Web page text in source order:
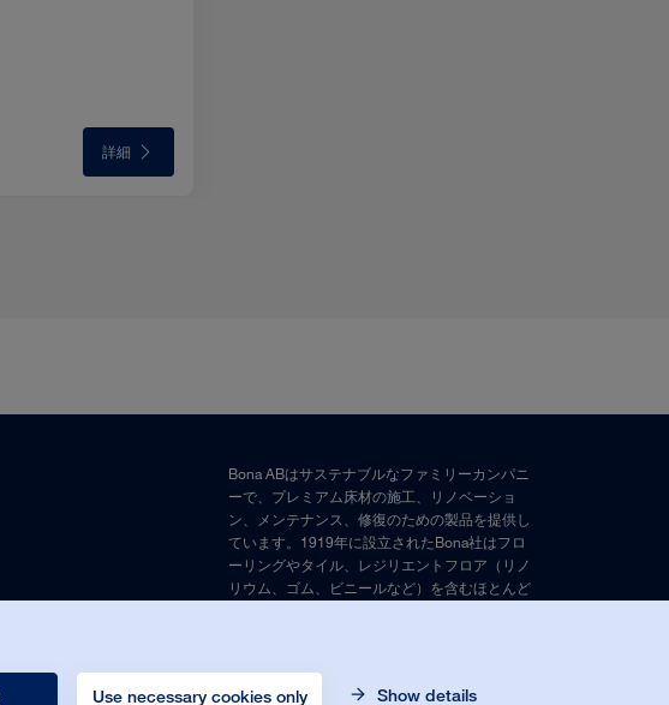
Use necessary cookies only Show details
詳細
Bona ABはサステナブルなファミリーカンパニ
ーで、プレミアム床材の施工、リノベーショ
ン、メンテナンス、修復のための製品を提供し
ています。1919年に設立されたBona社はフロ
ーリングやタイル、レジリエントフロア（リノ
リウム、ゴム、ビニールなど）を含むほとんど
© Bona Orgnr. 556017-6488. All rights
reserved.